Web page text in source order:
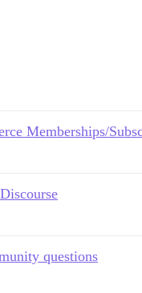
Memberships/
questions